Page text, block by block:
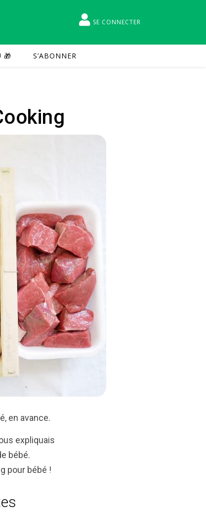
SE CONNECTER
🎁 S’ABONNER
en avance.
expliquais
bébé.
pour bébé !